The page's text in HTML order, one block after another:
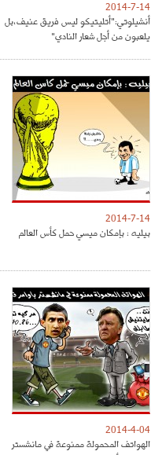
2014-7-14
أنشيلوتي:"أتليتيكو ليس فريق عنيف،بل
يلعبون من أجل شعار النادي"
2014-7-14
بيليه : بإمكان ميسي حمل كأس العالم
2014-4-04
الهواتف المحمولة ممنوعة في مانشستر